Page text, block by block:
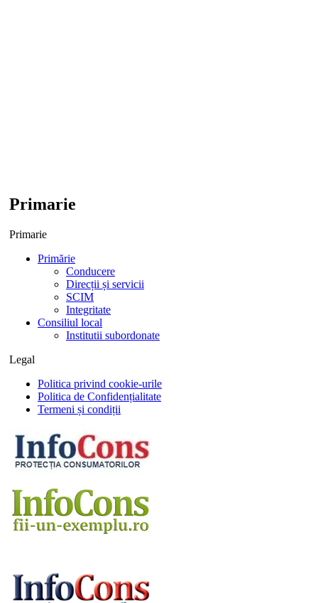
Primarie
Primarie
Primărie
Conducere
Direcții și servicii
SCIM
Integritate
Consiliul local
Institutii subordonate
Legal
Politica privind cookie-urile
Politica de Confidențialitate
Termeni și condiții